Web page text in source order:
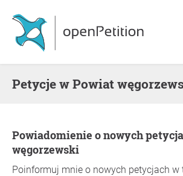
Petycje w Powiat
Powiadomienie o nowych petycjach w Powiat
węgorzewski
Poinformuj mnie o nowych petycjach w